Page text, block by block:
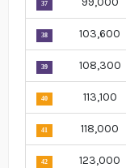
37
38 103,600
39 108,300
40 113,100
41 118,000
42 123,000